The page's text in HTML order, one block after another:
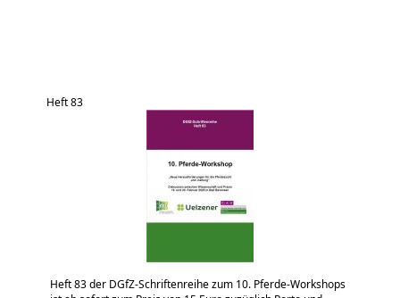
Heft 83
Heft 83 der DGfZ-Schriftenreihe zum 10. Pferde-Workshops